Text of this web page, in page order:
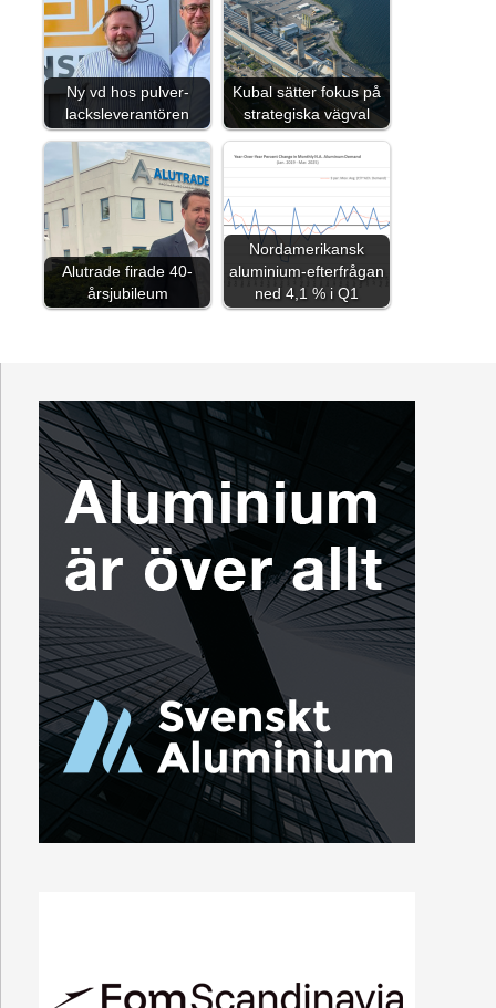
Ny vd hos pulver-
lacksleverantören
Kubal sätter fokus på
strategiska vägval
Alutrade firade 40-
årsjubileum
Nordamerikansk
aluminium-efterfrågan
ned 4,1 % i Q1